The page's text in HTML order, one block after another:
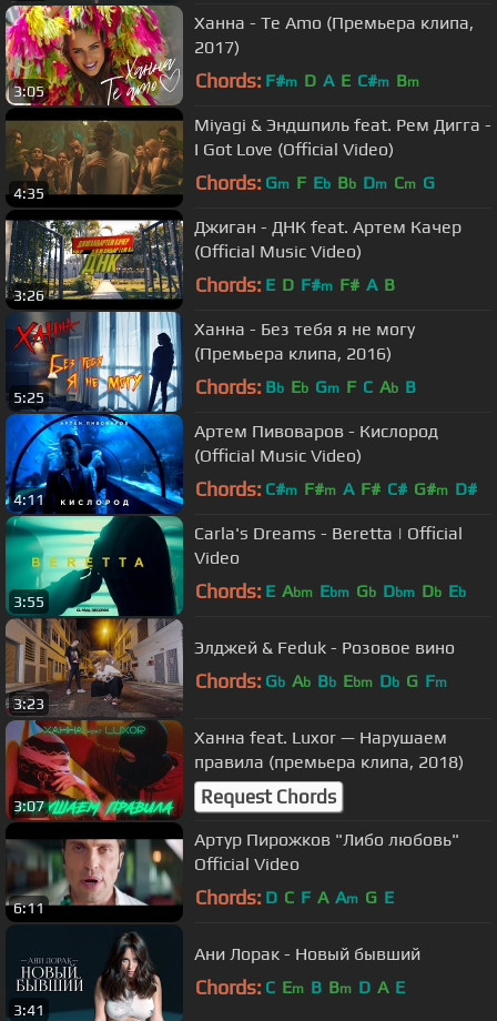
3:05
Ханна - Te Amo (Премьера клипа,
2017)
Chords: F#m D A E C#m Bm
4:35
Miyagi & Эндшпиль feat. Рем Дигга -
I Got Love (Official Video)
Chords: Gm F Eb Bb Dm Cm G
3:26
Джиган - ДНК feat. Артем Качер
(Official Music Video)
Chords: E D F#m F# A B
5:25
Ханна - Без тебя я не могу
(Премьера клипа, 2016)
Chords: Bb Eb Gm F C Ab B
4:11
Артем Пивоваров - Кислород
(Official Music Video)
Chords: C#m F#m A F# C# G#m D#
3:55
Carla's Dreams - Beretta | Official
Video
Chords: E Abm Ebm Gb Dbm Db Eb
3:23
Элджей & Feduk - Розовое вино
Chords: Gb Ab Bb Ebm Db G Fm
3:07
Ханна feat. Luxor — Нарушаем
правила (премьера клипа, 2018)
Request Chords
6:11
Артур Пирожков "Либо любовь"
Official Video
Chords: D C F A Am G E
3:41
Ани Лорак - Новый бывший
Chords: C Em B Bm D A E